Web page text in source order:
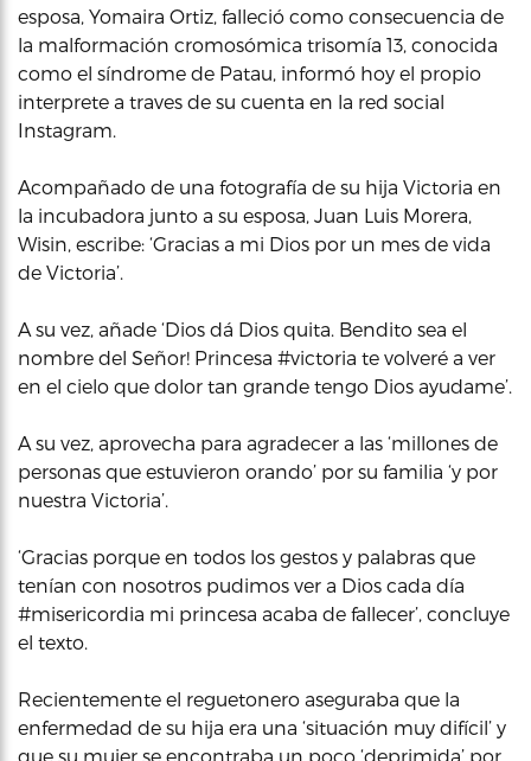
esposa, Yomaira Ortiz, falleció como consecuencia de
la malformación cromosómica trisomía 13, conocida
como el síndrome de Patau, informó hoy el propio
interprete a traves de su cuenta en la red social
Instagram.
Acompañado de una fotografía de su hija Victoria en
la incubadora junto a su esposa, Juan Luis Morera,
Wisin, escribe: ‘Gracias a mi Dios por un mes de vida
de Victoria’.
A su vez, añade ‘Dios dá Dios quita. Bendito sea el
nombre del Señor! Princesa #victoria te volveré a ver
en el cielo que dolor tan grande tengo Dios ayudame’.
A su vez, aprovecha para agradecer a las ‘millones de
personas que estuvieron orando’ por su familia ‘y por
nuestra Victoria’.
‘Gracias porque en todos los gestos y palabras que
tenían con nosotros pudimos ver a Dios cada día
#misericordia mi princesa acaba de fallecer’, concluye
el texto.
Recientemente el reguetonero aseguraba que la
enfermedad de su hija era una ‘situación muy difícil’ y
que su mujer se encontraba un poco ‘deprimida’ por